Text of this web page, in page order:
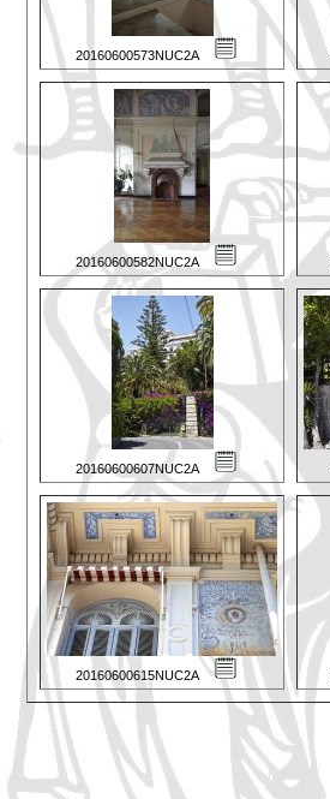
20160600573NUC2A
20160600582NUC2A
20160600607NUC2A
20160600615NUC2A